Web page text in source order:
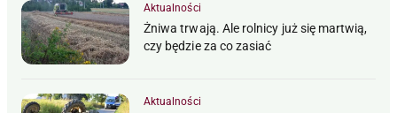
Aktualności
Żniwa trwają. Ale rolnicy już się martwią,
czy będzie za co zasiać
Aktualności